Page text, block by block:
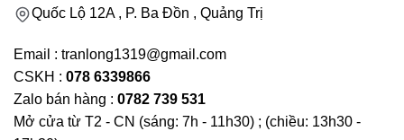
Quốc Lộ 12A , P. Ba Đồn , Quảng Trị
Email : tranlong1319@gmail.com
CSKH : 078 6339866
Zalo bán hàng : 0782 739 531
Mở cửa từ T2 - CN (sáng: 7h - 11h30) ; (chiều: 13h30 -